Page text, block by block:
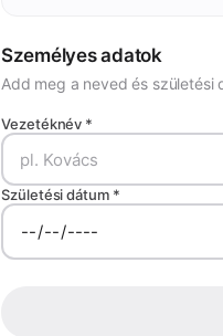
Személyes adatok
Add meg a neved és születési
Vezetéknév *
Születési dátum *